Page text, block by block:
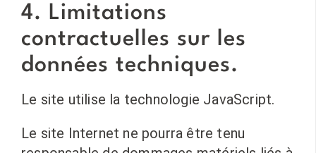
4. Limitations
contractuelles sur les
données techniques.
Le site utilise la technologie JavaScript.
Le site Internet ne pourra être tenu